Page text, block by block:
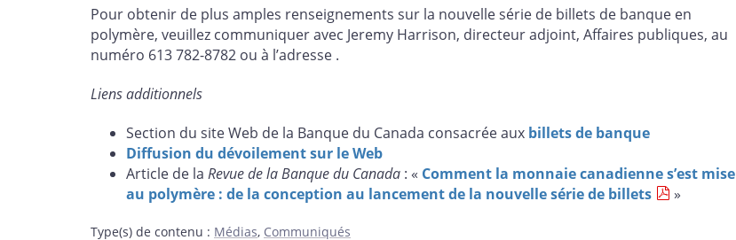
Pour obtenir de plus amples renseignements sur la nouvelle série de billets de banque en
polymère, veuillez communiquer avec Jeremy Harrison, directeur adjoint, Affaires publiques, au
numéro 613 782-8782 ou à l’adresse .
Liens additionnels
Section du site Web de la Banque du Canada consacrée aux billets de banque
Diffusion du dévoilement sur le Web
Article de la Revue de la Banque du Canada : « Comment la monnaie canadienne s’est mise
au polymère : de la conception au lancement de la nouvelle série de billets
»
Type(s) de contenu : Médias, Communiqués